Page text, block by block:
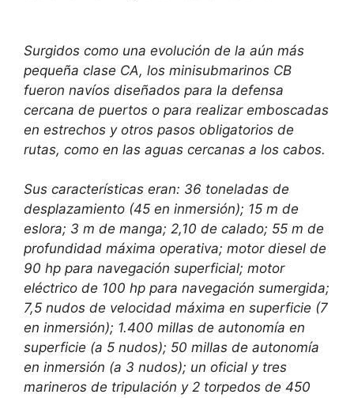
Surgidos como una evolución de la aún más
pequeña clase CA, los minisubmarinos CB
fueron navíos diseñados para la defensa
cercana de puertos o para realizar emboscadas
en estrechos y otros pasos obligatorios de
rutas, como en las aguas cercanas a los cabos.
Sus características eran: 36 toneladas de
desplazamiento (45 en inmersión); 15 m de
eslora; 3 m de manga; 2,10 de calado; 55 m de
profundidad máxima operativa; motor diesel de
90 hp para navegación superficial; motor
eléctrico de 100 hp para navegación sumergida;
7,5 nudos de velocidad máxima en superficie (7
en inmersión); 1.400 millas de autonomía en
superficie (a 5 nudos); 50 millas de autonomía
en inmersión (a 3 nudos); un oficial y tres
marineros de tripulación y 2 torpedos de 450